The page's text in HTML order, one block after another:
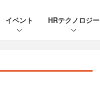
イベント HRテクノロジー